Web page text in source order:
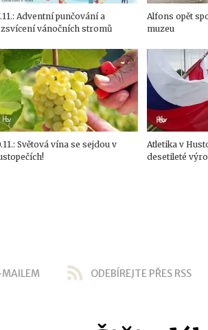
Adventní punčování a
vánočních stromů
Alfons opět
muzeu
Světová vína se sejdou v
Atletika v
desetileté
ODEBÍREJTE PŘES RSS